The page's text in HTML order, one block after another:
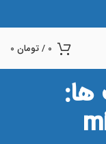
0
/تومان